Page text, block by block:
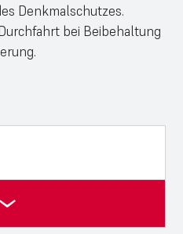
Denkmalschutzes.
bei Beibehaltung